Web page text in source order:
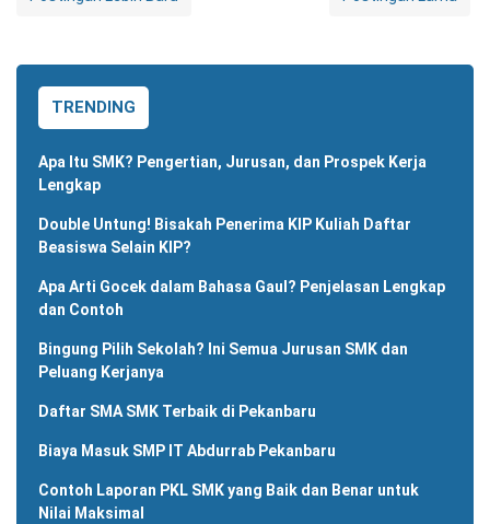
TRENDING
Apa Itu SMK? Pengertian, Jurusan, dan Prospek Kerja
Lengkap
Double Untung! Bisakah Penerima KIP Kuliah Daftar
Beasiswa Selain KIP?
Apa Arti Gocek dalam Bahasa Gaul? Penjelasan Lengkap
dan Contoh
Bingung Pilih Sekolah? Ini Semua Jurusan SMK dan
Peluang Kerjanya
Daftar SMA SMK Terbaik di Pekanbaru
Biaya Masuk SMP IT Abdurrab Pekanbaru
Contoh Laporan PKL SMK yang Baik dan Benar untuk
Nilai Maksimal